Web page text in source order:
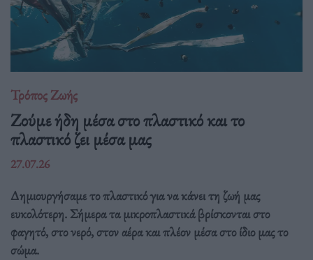
Τρόπος Ζωής
Ζούμε ήδη μέσα στο πλαστικό και το
πλαστικό ζει μέσα μας
27.07.26
Δημιουργήσαμε το πλαστικό για να κάνει τη ζωή μας
ευκολότερη. Σήμερα τα μικροπλαστικά βρίσκονται στο
φαγητό, στο νερό, στον αέρα και πλέον μέσα στο ίδιο μας το
σώμα.